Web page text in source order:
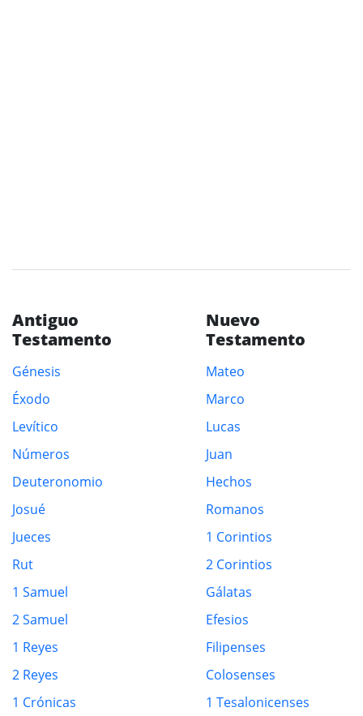
Antiguo
Testamento
Génesis
Éxodo
Levítico
Números
Deuteronomio
Josué
Jueces
Rut
1 Samuel
2 Samuel
1 Reyes
2 Reyes
1 Crónicas
Nuevo
Testamento
Mateo
Marco
Lucas
Juan
Hechos
Romanos
1 Corintios
2 Corintios
Gálatas
Efesios
Filipenses
Colosenses
1 Tesalonicenses